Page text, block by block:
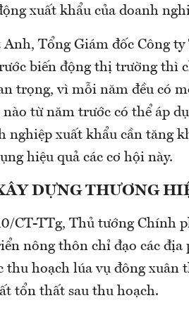
xuất khẩu của doanh
Anh, Tổng Giám đốc Công
biến động thị trường thì
trọng, vì mỗi năm đều có
từ năm trước có thể áp
nghiệp xuất khẩu cần tăng
hiệu quả các cơ hội này.
DỰNG THƯƠNG
CT-TTg, Thủ tướng Chính
nông thôn chỉ đạo các
thu hoạch lúa vụ đông xuân
tổn thất sau thu hoạch.